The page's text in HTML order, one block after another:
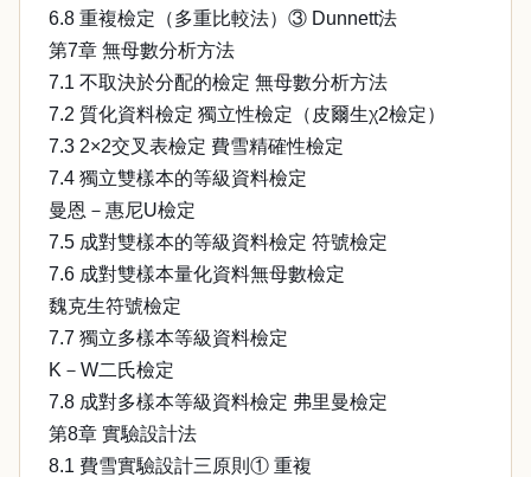
6.8 重複檢定（多重比較法）③ Dunnett法
第7章 無母數分析方法
7.1 不取決於分配的檢定 無母數分析方法
7.2 質化資料檢定 獨立性檢定（皮爾生χ2檢定）
7.3 2×2交叉表檢定 費雪精確性檢定
7.4 獨立雙樣本的等級資料檢定
曼恩－惠尼U檢定
7.5 成對雙樣本的等級資料檢定 符號檢定
7.6 成對雙樣本量化資料無母數檢定
魏克生符號檢定
7.7 獨立多樣本等級資料檢定
K－W二氏檢定
7.8 成對多樣本等級資料檢定 弗里曼檢定
第8章 實驗設計法
8.1 費雪實驗設計三原則① 重複